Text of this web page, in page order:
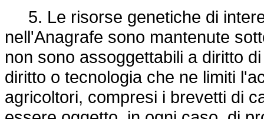
5. Le risorse genetiche di
nell'Anagrafe sono mantenute
non sono assoggettabili a diritto
diritto o tecnologia che ne limiti
agricoltori, compresi i brevetti di